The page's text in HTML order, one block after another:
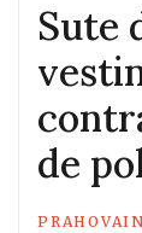
Sute
de